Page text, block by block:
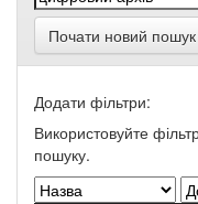
Почати новий пошук
Додати фільтри:
Використовуйте
пошуку.